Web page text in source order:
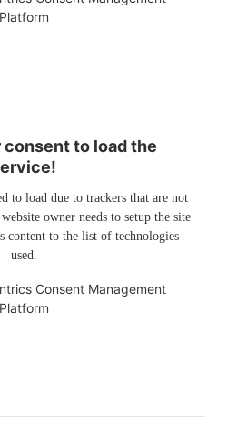
Platform
consent to load the
to load due to trackers that are not
owner needs to setup the site
content to the list of technologies
used.
Consent Management
Platform